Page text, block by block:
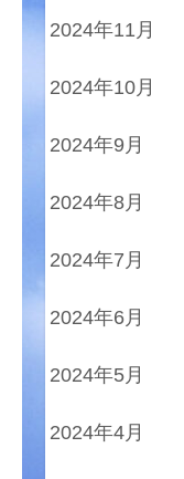
2024年11月
2024年10月
2024年9月
2024年8月
2024年7月
2024年6月
2024年5月
2024年4月